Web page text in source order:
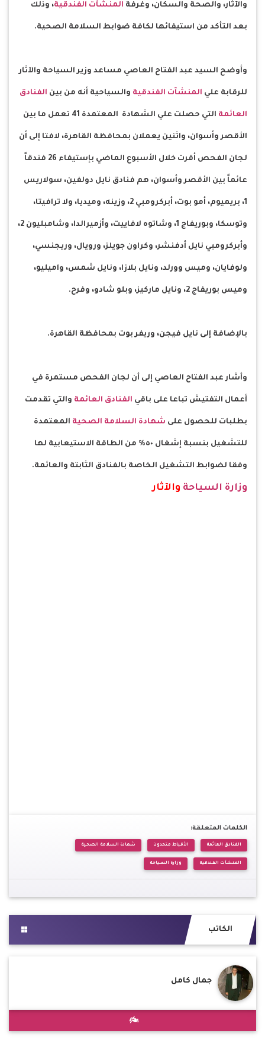
والآثار، والصحة والسكان، وغرفة المنشآت الفندقية، وذلك
بعد التأكد من استيفائها لكافة ضوابط السلامة الصحية.
وأوضح السيد عبد الفتاح العاصي مساعد وزير السياحة والآثار
للرقابة علي المنشآت الفندقية والسياحية أنه من بين الفنادق
العائمة التي حصلت علي الشهادة المعتمدة 41 تعمل ما بين
الأقصر وأسوان، واثنين يعملان بمحافظة القاهرة، لافتا إلى أن
لجان الفحص أقرت خلال الأسبوع الماضي بإستيفاء 26 فندقاً
عائماً بين الأقصر وأسوان، هم فنادق نايل دولفين، سولاريس
1، بريميوم، أمو بوت، أبركرومبي 2، وزينه، وميديا، ولا ترافيتا،
وتوسكا، وبوريفاج 1، وشاتوه لافاييت، وأزميرالدا، وشامبليون 2،
وأبركرومبي نايل أدفنشر، وكراون جويلز، ورويال، وريجنسي،
ولوفايان، وميس وورلد، ونايل بلازا، ونايل شمس، واميليو،
وميس بوريفاج 2، ونايل ماركيز، وبلو شادو، وفرح.
بالإضافة إلى نايل فيجن، وريفر بوت بمحافظة القاهرة.
وأشار عبد الفتاح العاصي إلى أن لجان الفحص مستمرة في
أعمال التفتيش تباعا على باقي الفنادق العائمة والتي تقدمت
بطلبات للحصول على شهادة السلامة الصحية المعتمدة
للتشغيل بنسبة إشغال ٥٠% من الطاقة الاستيعابية لها
وفقا لضوابط التشغيل الخاصة بالفنادق الثابتة والعائمة.
وزارة السياحة والآثار
الكلمات المتعلقة:
الفنادق العائمة الأقباط متحدون شهادة السلامة الصحية
المنشآت الفندقية وزارة السياحة
الكاتب
جمال كامل